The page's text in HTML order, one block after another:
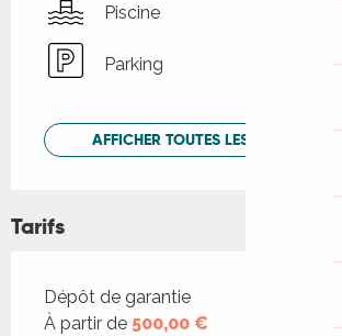
Piscine
Parking
AFFICHER TOUTES LES PRESTATIONS
Tarifs
Tarifs 2026
Dépôt de garantie
À partir de 500,00 €